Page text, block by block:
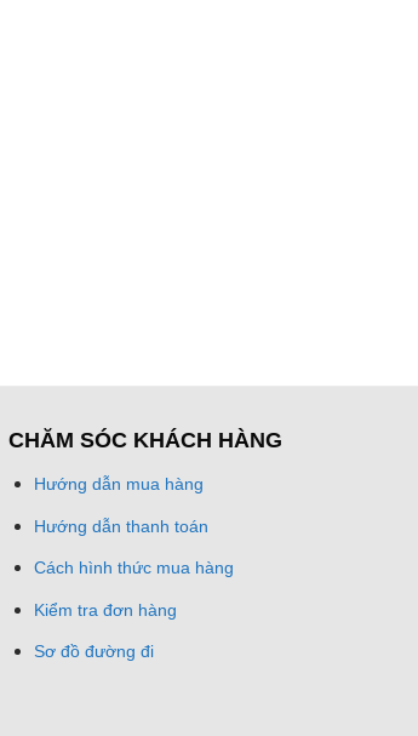
CHĂM SÓC KHÁCH HÀNG
Hướng dẫn mua hàng
Hướng dẫn thanh toán
Cách hình thức mua hàng
Kiểm tra đơn hàng
Sơ đồ đường đi